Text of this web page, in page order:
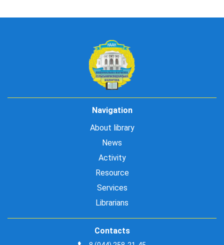
Navigation
About library
News
Activity
Resource
Services
Librarians
Contacts